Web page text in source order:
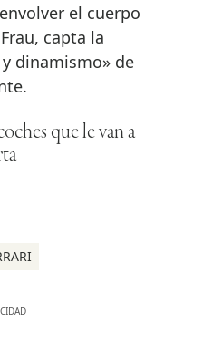
el cuerpo
capta la
dinamismo» de
que le van a